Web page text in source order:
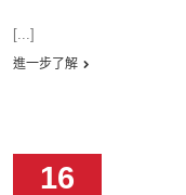
[...]
進一步了解
16